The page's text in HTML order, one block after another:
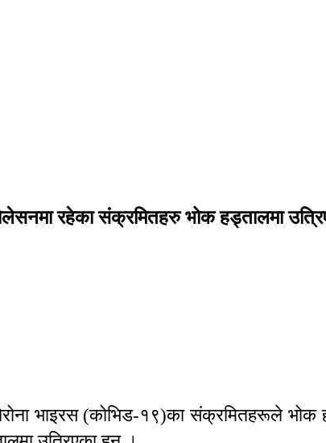
रहेका संक्रमितहरु भोक हड्तालमा
भाइरस (कोभिड-१९)का संक्रमितहरूले